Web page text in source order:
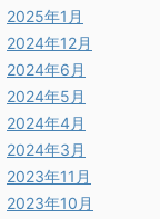
2025年1月
2024年12月
2024年6月
2024年5月
2024年4月
2024年3月
2023年11月
2023年10月